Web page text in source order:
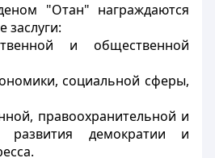
"Отан" награждаются
заслуги:
и общественной
социальной сферы,
правоохранительной и
развития демократии и